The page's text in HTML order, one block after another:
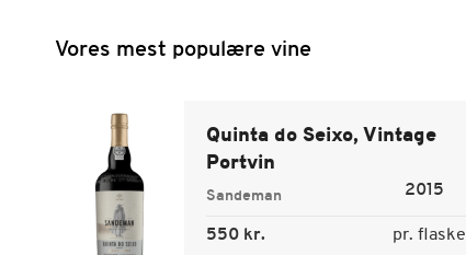
Vores mest populære vine
Quinta do Seixo, Vintage
Portvin
Sandeman 2015
550 kr. pr. flaske